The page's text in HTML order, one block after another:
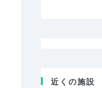
近くの施設